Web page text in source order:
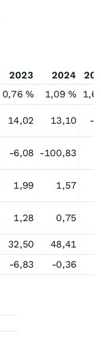
2023 2024
0,76 % 1,09 %
14,02 13,10 -
-6,08 -100,83
1,99 1,57
1,28 0,75
32,50
48,41
-6,83 -0,36